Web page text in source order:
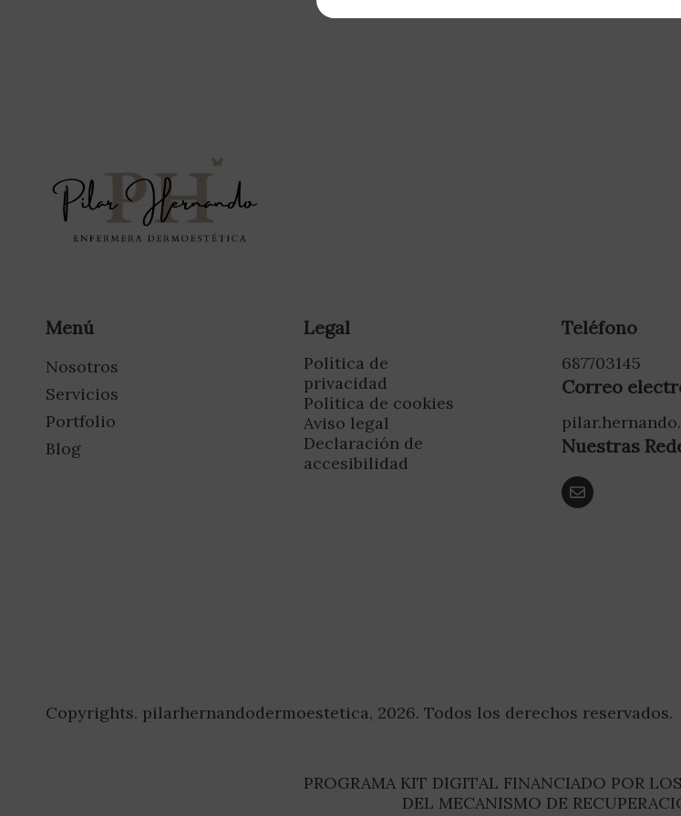
Menú
Nosotros
Servicios
Portfolio
Blog
Legal
Política de
privacidad
Política de cookies
Aviso legal
Declaración de
accesibilidad
Teléfono
687703145
Correo
Nuestras
Copyrights. pilarhernandodermoestetica, 2026. Todos los derechos reservados.
PROGRAMA KIT DIGITAL FINANCIADO POR
DEL MECANISMO DE